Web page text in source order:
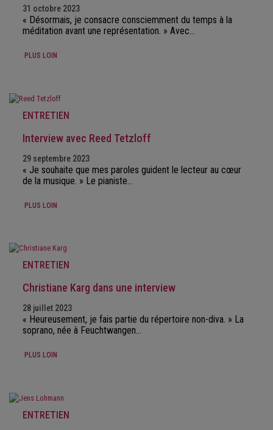
31 octobre 2023
« Désormais, je consacre consciemment du temps à la
méditation avant une représentation. » Avec…
PLUS LOIN
ENTRETIEN
Interview avec Reed Tetzloff
29 septembre 2023
« Je souhaite que mes paroles guident le lecteur au cœur
de la musique. » Le pianiste…
PLUS LOIN
ENTRETIEN
Christiane Karg dans une interview
28 juillet 2023
« Heureusement, je fais partie du répertoire non-diva. » La
soprano, née à Feuchtwangen…
PLUS LOIN
ENTRETIEN